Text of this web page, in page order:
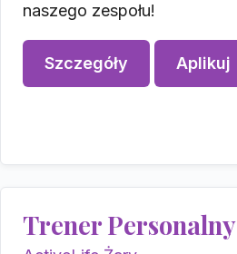
naszego zespołu!
Szczegóły Aplikuj
Trener Personalny